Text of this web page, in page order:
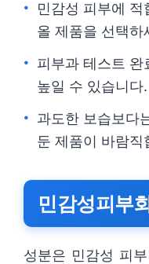
민감성 피부에 적
올 제품을 선택하
피부과 테스트 완
높일 수 있습니다.
과도한 보습보다
둔 제품이 바람직
민감성피부
성분은 민감성 피